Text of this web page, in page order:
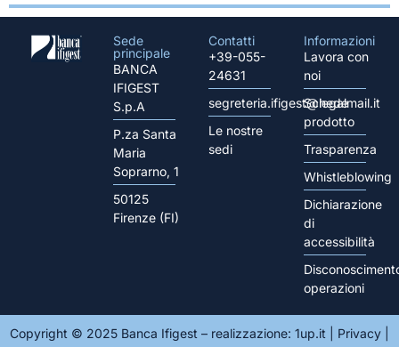
Sede
principale
BANCA
IFIGEST
S.p.A
P.za Santa
Maria
Soprarno, 1
50125
Firenze (FI)
Contatti
+39-055-
24631
segreteria.ifigest@legalmail.it
Le nostre
sedi
Informazioni
Lavora con
noi
Schede
prodotto
Trasparenza
Whistleblowing
Dichiarazione
di
accessibilità
operazioni
Copyright © 2025 Banca Ifigest – realizzazione: 1up.it Privacy